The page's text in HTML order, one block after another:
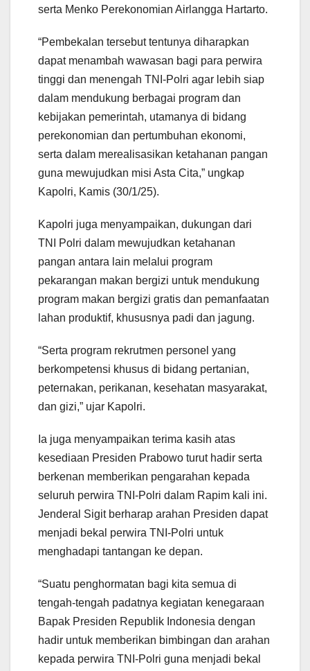
serta Menko Perekonomian Airlangga Hartarto.
“Pembekalan tersebut tentunya diharapkan
dapat menambah wawasan bagi para perwira
tinggi dan menengah TNI-Polri agar lebih siap
dalam mendukung berbagai program dan
kebijakan pemerintah, utamanya di bidang
perekonomian dan pertumbuhan ekonomi,
serta dalam merealisasikan ketahanan pangan
guna mewujudkan misi Asta Cita,” ungkap
Kapolri, Kamis (30/1/25).
Kapolri juga menyampaikan, dukungan dari
TNI Polri dalam mewujudkan ketahanan
pangan antara lain melalui program
pekarangan makan bergizi untuk mendukung
program makan bergizi gratis dan pemanfaatan
lahan produktif, khususnya padi dan jagung.
“Serta program rekrutmen personel yang
berkompetensi khusus di bidang pertanian,
peternakan, perikanan, kesehatan masyarakat,
dan gizi,” ujar Kapolri.
Ia juga menyampaikan terima kasih atas
kesediaan Presiden Prabowo turut hadir serta
berkenan memberikan pengarahan kepada
seluruh perwira TNI-Polri dalam Rapim kali ini.
Jenderal Sigit berharap arahan Presiden dapat
menjadi bekal perwira TNI-Polri untuk
menghadapi tantangan ke depan.
“Suatu penghormatan bagi kita semua di
tengah-tengah padatnya kegiatan kenegaraan
Bapak Presiden Republik Indonesia dengan
hadir untuk memberikan bimbingan dan arahan
kepada perwira TNI-Polri guna menjadi bekal